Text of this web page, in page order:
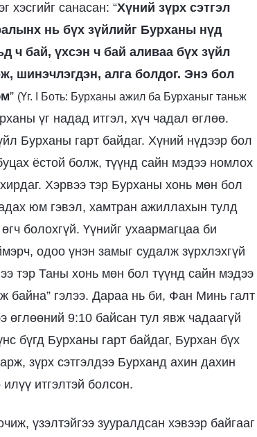
хэсгийг санасан: “Хүний зүрх сэтгэл
нь бүх зүйлийг Бурханы нүд
ч бай, үхсэн ч бай аливаа бүх зүйл
шинэчлэгдэн, алга болдог. Энэ бол
” (Үг. I Боть: Бурханы ажил ба Бурханыг таньж
үг надад итгэл, хүч чадал өглөө.
Бурханы гарт байдаг. Хүний нүдээр бол
ёстой болж, түүнд сайн мэдээ номлох
Хэрвээ тэр Бурханы хонь мөн бол
юм гэвэл, хамтран ажиллахын тулд
болохгүй. Үүнийг ухаармагцаа би
одоо үнэн замыг судалж зүрхлэхгүй
тэр Таны хонь мөн бол түүнд сайн мэдээ
байна” гэлээ. Дараа нь би, Фан Минь галт
өглөөний 9:10 байсан тул явж чадаагүй
бүгд Бурханы гарт байдаг, Бурхан бүх
зүрх сэтгэлдээ Бурханд ахин дахин
итгэлтэй болсон.
үзэлтэйгээ зууралдсан хэвээр байгааг